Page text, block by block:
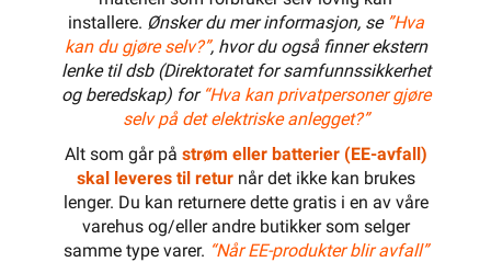
installere. Ønsker du mer informasjon, se ”Hva
kan du gjøre selv?”, hvor du også finner ekstern
lenke til dsb (Direktoratet for samfunnssikkerhet
og beredskap) for “Hva kan privatpersoner gjøre
selv på det elektriske anlegget?”
Alt som går på strøm eller batterier (EE-avfall)
skal leveres til returnår det ikke kan brukes
lenger. Du kan returnere dette gratis i en av våre
varehus og/eller andre butikker som selger
samme type varer. “Når EE-produkter blir avfall”